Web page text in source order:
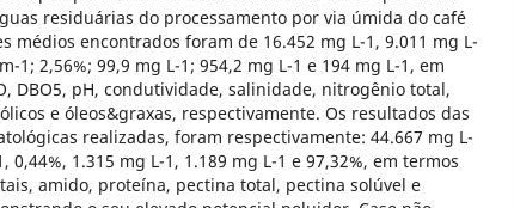
residuárias do processamento por via úmida do café
médios encontrados foram de 16.452 mg L-1, 9.011 mg L-
1; 2,56%; 99,9 mg L-1; 954,2 mg L-1 e 194 mg L-1, em
DBO5, pH, condutividade, salinidade, nitrogênio total,
e óleos&graxas, respectivamente. Os resultados das
realizadas, foram respectivamente: 44.667 mg L-
0,44%, 1.315 mg L-1, 1.189 mg L-1 e 97,32%, em termos
amido, proteína, pectina total, pectina solúvel e